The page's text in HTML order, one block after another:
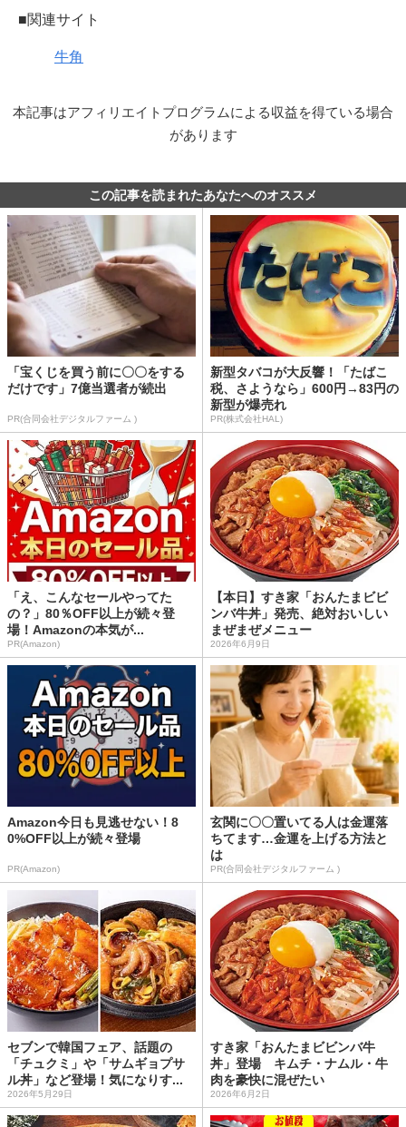
■関連サイト
牛角
本記事はアフィリエイトプログラムによる収益を得ている場合
があります
この記事を読まれたあなたへのオススメ
「宝くじを買う前に〇〇をする
だけです」7億当選者が続出
PR(合同会社デジタルファーム )
新型タバコが大反響！「たばこ
税、さようなら」600円→83円の
新型が爆売れ
PR(株式会社HAL)
「え、こんなセールやってた
の？」80％OFF以上が続々登
場！Amazonの本気が...
PR(Amazon)
【本日】すき家「おんたまビビ
ンバ牛丼」発売、絶対おいしい
まぜまぜメニュー
2026年6月9日
Amazon今日も見逃せない！8
0%OFF以上が続々登場
PR(Amazon)
玄関に〇〇置いてる人は金運落
ちてます…金運を上げる方法と
は
PR(合同会社デジタルファーム )
セブンで韓国フェア、話題の
「チュクミ」や「サムギョプサ
ル丼」など登場！気になりす...
2026年5月29日
すき家「おんたまビビンバ牛
丼」登場 キムチ・ナムル・牛
肉を豪快に混ぜたい
2026年6月2日